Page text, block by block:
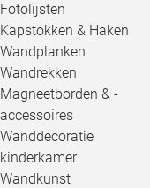
Fotolijsten
Kapstokken & Haken
Wandplanken
Wandrekken
Magneetborden & -
accessoires
Wanddecoratie
kinderkamer
Wandkunst